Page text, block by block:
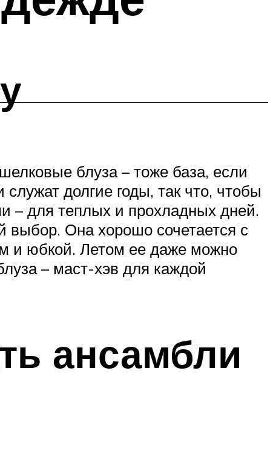
блуза – тоже база, если
долгие годы, так что, чтобы
– для теплых и прохладных дней.
Она хорошо сочетается с
и юбкой. Летом ее даже можно
– маст-хэв для каждой
ансамбли